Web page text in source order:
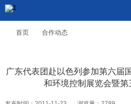
首页 合作动态
广东代表团赴以色列参加第六届
和环境控制展览会暨第